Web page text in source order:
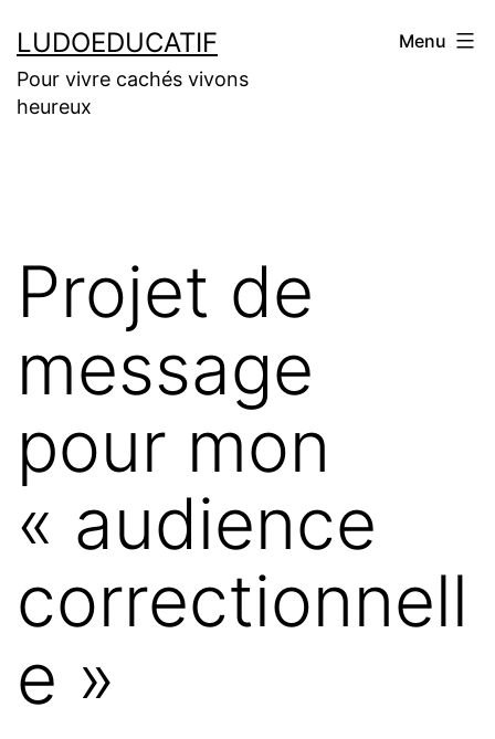
au
contenu
LUDOEDUCATIF
Pour vivre cachés vivons
heureux
Menu
Projet de
message
pour mon
« audience
correctionnell
e »